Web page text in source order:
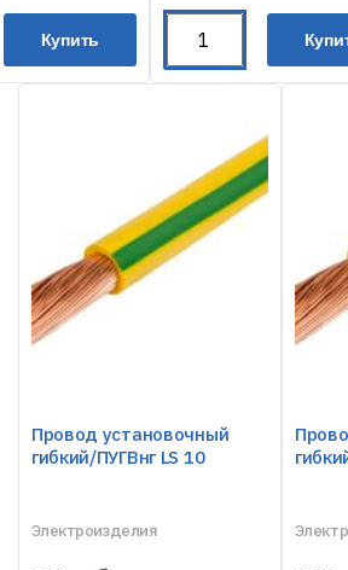
Купить
Провод установочный
гибкий/ПУГВнг LS 10
Электроизделия